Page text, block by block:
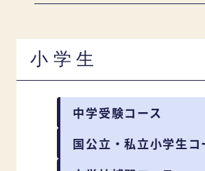
小学生
中学受験コース
国公立・私立小学生コ